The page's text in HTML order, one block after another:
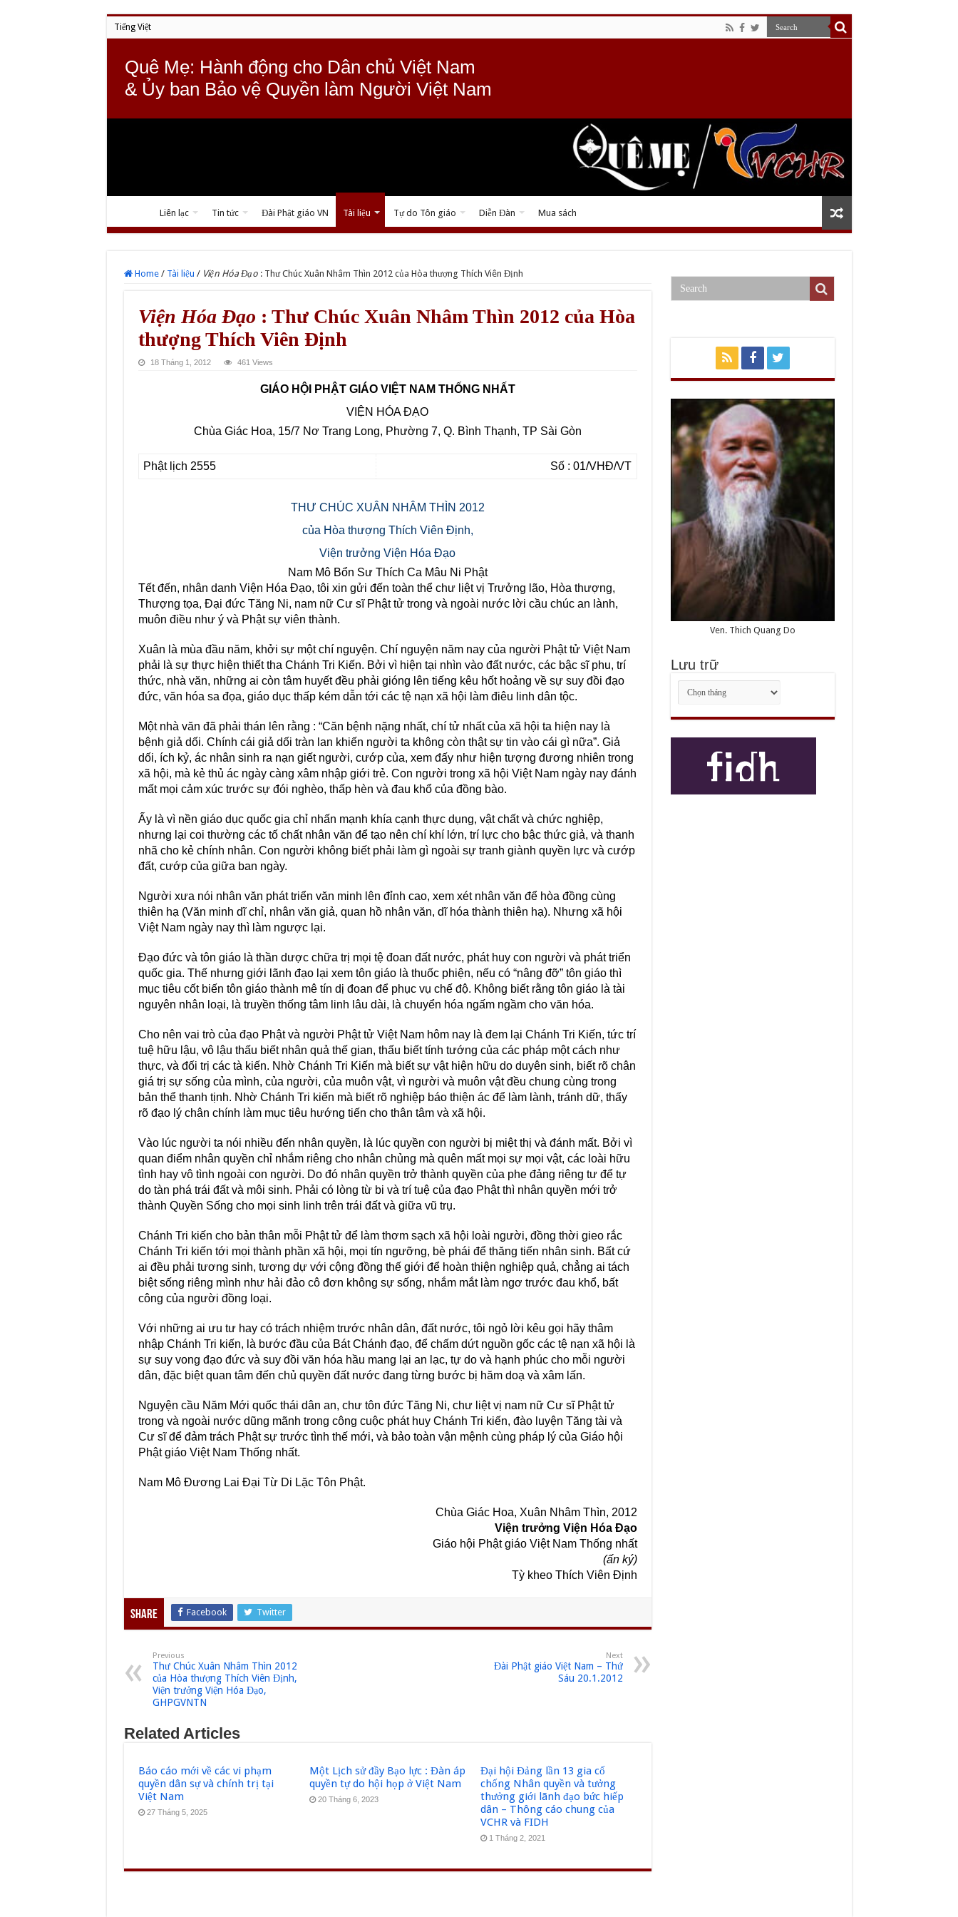
Tiếng Việt
Quê Mẹ: Hành động cho Dân chủ Việt Nam
& Ủy ban Bảo vệ Quyền làm Người Việt Nam
Liên lạc Tin tức Đài Phật giáo VN Tài liệu Tự do Tôn giáo Diễn Đàn Mua sách
Home / Tài liệu / Viện Hóa Đạo: Thư Chúc Xuân Nhâm Thìn 2012 của Hòa thượng Thích Viên Định
Viện Hóa Đạo : Thư Chúc Xuân Nhâm Thìn 2012 của Hòa
thượng Thích Viên Định
18 Tháng 1, 2012 461 Views
GIÁO HỘI PHẬT GIÁO VIỆT NAM THỐNG NHẤT
VIỆN HÓA ĐẠO
Chùa Giác Hoa, 15/7 Nơ Trang Long, Phường 7, Q. Bình Thạnh, TP Sài Gòn
Phật lịch 2555 Số : 01/VHĐ/VT
THƯ CHÚC XUÂN NHÂM THÌN 2012
của Hòa thượng Thích Viên Định,
Viện trưởng Viện Hóa Đạo
Nam Mô Bổn Sư Thích Ca Mâu Ni Phật
Tết đến, nhân danh Viện Hóa Đạo, tôi xin gửi đến toàn thể chư liệt vị Trưởng lão, Hòa thượng,
Thượng tọa, Đại đức Tăng Ni, nam nữ Cư sĩ Phật tử trong và ngoài nước lời cầu chúc an lành,
muôn điều như ý và Phật sự viên thành.
Xuân là mùa đầu năm, khởi sự một chí nguyện. Chí nguyện năm nay của người Phật tử Việt Nam
phải là sự thực hiện thiết tha Chánh Tri Kiến. Bởi vì hiện tại nhìn vào đất nước, các bậc sĩ phu, trí
thức, nhà văn, những ai còn tâm huyết đều phải gióng lên tiếng kêu hốt hoảng về sự suy đồi đạo
đức, văn hóa sa đọa, giáo dục thấp kém dẫn tới các tệ nạn xã hội làm điêu linh dân tộc.
Một nhà văn đã phải thán lên rằng : “Căn bệnh nặng nhất, chí tử nhất của xã hội ta hiện nay là
bệnh giả dối. Chính cái giả dối tràn lan khiến người ta không còn thật sự tin vào cái gì nữa”. Giả
dối, ích kỷ, ác nhân sinh ra nạn giết người, cướp của, xem đấy như hiện tượng đương nhiên trong
xã hội, mà kẻ thủ ác ngày càng xâm nhập giới trẻ. Con người trong xã hội Việt Nam ngày nay đánh
mất mọi cảm xúc trước sự đói nghèo, thấp hèn và đau khổ của đồng bào.
Ấy là vì nền giáo dục quốc gia chỉ nhấn mạnh khía cạnh thực dụng, vật chất và chức nghiệp,
nhưng lại coi thường các tố chất nhân văn để tạo nên chí khí lớn, trí lực cho bậc thức giả, và thanh
nhã cho kẻ chính nhân. Con người không biết phải làm gì ngoài sự tranh giành quyền lực và cướp
đất, cướp của giữa ban ngày.
Người xưa nói nhân văn phát triển văn minh lên đỉnh cao, xem xét nhân văn để hòa đồng cùng
thiên hạ (Văn minh dĩ chỉ, nhân văn giả, quan hồ nhân văn, dĩ hóa thành thiên hạ). Nhưng xã hội
Việt Nam ngày nay thì làm ngược lại.
Đạo đức và tôn giáo là thần dược chữa trị mọi tệ đoan đất nước, phát huy con người và phát triển
quốc gia. Thế nhưng giới lãnh đạo lại xem tôn giáo là thuốc phiện, nếu có “nâng đỡ” tôn giáo thì
mục tiêu cốt biến tôn giáo thành mê tín dị đoan để phục vụ chế độ. Không biết rằng tôn giáo là tài
nguyên nhân loại, là truyền thống tâm linh lâu dài, là chuyển hóa ngấm ngầm cho văn hóa.
Cho nên vai trò của đạo Phật và người Phật tử Việt Nam hôm nay là đem lại Chánh Tri Kiến, tức trí
tuệ hữu lậu, vô lậu thấu biết nhân quả thế gian, thấu biết tính tướng của các pháp một cách như
thực, và đối trị các tà kiến. Nhờ Chánh Tri Kiến mà biết sự vật hiện hữu do duyên sinh, biết rõ chân
giá trị sự sống của mình, của người, của muôn vật, vì người và muôn vật đều chung cùng trong
bản thể thanh tịnh. Nhờ Chánh Tri kiến mà biết rõ nghiệp báo thiện ác để làm lành, tránh dữ, thấy
rõ đạo lý chân chính làm mục tiêu hướng tiến cho thân tâm và xã hội.
Vào lúc người ta nói nhiều đến nhân quyền, là lúc quyền con người bị miệt thị và đánh mất. Bởi vì
quan điểm nhân quyền chỉ nhắm riêng cho nhân chủng mà quên mất mọi sự mọi vật, các loài hữu
tình hay vô tình ngoài con người. Do đó nhân quyền trở thành quyền của phe đảng riêng tư để tự
do tàn phá trái đất và môi sinh. Phải có lòng từ bi và trí tuệ của đạo Phật thì nhân quyền mới trở
thành Quyền Sống cho mọi sinh linh trên trái đất và giữa vũ trụ.
Chánh Tri kiến cho bản thân mỗi Phật tử để làm thơm sạch xã hội loài người, đồng thời gieo rắc
Chánh Tri kiến tới mọi thành phần xã hội, mọi tín ngưỡng, bè phái để thăng tiến nhân sinh. Bất cứ
ai đều phải tương sinh, tương dự với cộng đồng thế giới để hoàn thiện nghiệp quả, chẳng ai tách
biệt sống riêng mình như hải đảo cô đơn không sự sống, nhắm mắt làm ngơ trước đau khổ, bất
công của người đồng loại.
Với những ai ưu tư hay có trách nhiệm trước nhân dân, đất nước, tôi ngỏ lời kêu gọi hãy thâm
nhập Chánh Tri kiến, là bước đầu của Bát Chánh đạo, để chấm dứt nguồn gốc các tệ nạn xã hội là
sự suy vong đạo đức và suy đồi văn hóa hầu mang lại an lạc, tự do và hạnh phúc cho mỗi người
dân, đặc biệt quan tâm đến chủ quyền đất nước đang từng bước bị hăm doạ và xâm lấn.
Nguyện cầu Năm Mới quốc thái dân an, chư tôn đức Tăng Ni, chư liệt vị nam nữ Cư sĩ Phật tử
trong và ngoài nước dũng mãnh trong công cuộc phát huy Chánh Tri kiến, đào luyện Tăng tài và
Cư sĩ để đảm trách Phật sự trước tình thế mới, và bảo toàn vận mệnh cùng pháp lý của Giáo hội
Phật giáo Việt Nam Thống nhất.
Nam Mô Đương Lai Đại Từ Di Lặc Tôn Phật.
Chùa Giác Hoa, Xuân Nhâm Thìn, 2012
Viện trưởng Viện Hóa Đạo
Giáo hội Phật giáo Việt Nam Thống nhất
(ấn ký)
Tỳ kheo Thích Viên Định
Share Facebook Twitter
Previous
Thư Chúc Xuân Nhâm Thìn 2012
của Hòa thượng Thích Viên Định,
Viện trưởng Viện Hóa Đạo,
GHPGVNTN
Next
Đài Phật giáo Việt Nam – Thứ
Sáu 20.1.2012
Related Articles
Báo cáo mới về các vi phạm
quyền dân sự và chính trị tại
Việt Nam
27 Tháng 5, 2025
Một Lịch sử đầy Bạo lực : Đàn áp
quyền tự do hội họp ở Việt Nam
20 Tháng 6, 2023
Đại hội Đảng lần 13 gia cố
chống Nhân quyền và tưởng
thưởng giới lãnh đạo bức hiếp
dân – Thông cáo chung của
VCHR và FIDH
1 Tháng 2, 2021
Ven. Thich Quang Do
Lưu trữ
Lưu
trữ